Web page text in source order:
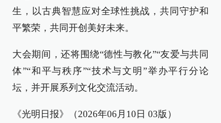
生，以古典智慧应对全球性挑战，共同守护和
平繁荣，共同开创美好未来。
大会期间，还将围绕“德性与教化”“友爱与共同
体”“和平与秩序”“技术与文明”举办平行分论
坛，并开展系列文化交流活动。
《光明日报》（2026年06月10日 03版）